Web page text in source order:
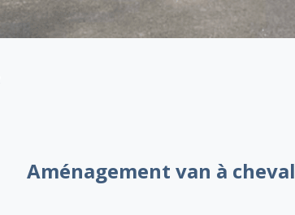
Aménagement van à cheval